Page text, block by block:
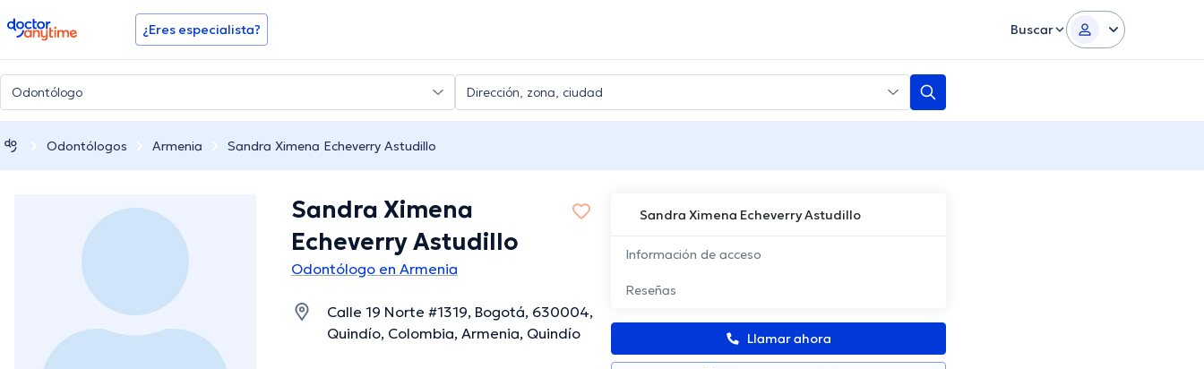
doctoranytime ¿Eres especialista? Buscar
Odontólogos Armenia Sandra Ximena Echeverry Astudillo
Sandra Ximena Echeverry Astudillo
Información de acceso
Reseñas
Llamar ahora
Sandra Ximena
Echeverry Astudillo
Odontólogo en Armenia
Calle 19 Norte #1319, Bogotá, 630004,
Quindío, Colombia, Armenia, Quindío